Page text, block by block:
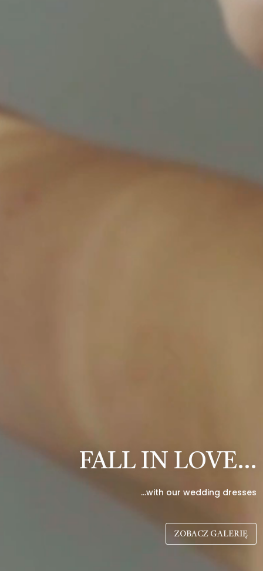
FALL IN LOVE…
…with our wedding dresses
ZOBACZ GALERIĘ